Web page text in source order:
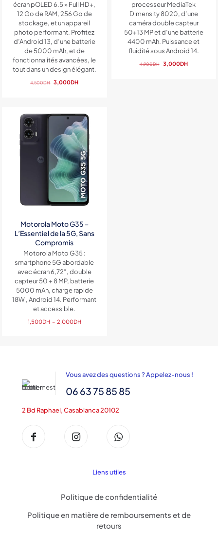
écran pOLED 6.5 » Full HD+,
12 Go de RAM, 256 Go de
stockage, et un appareil
photo performant. Profitez
d’Android 13, d’une batterie
de 5000 mAh, et de
fonctionnalités avancées, le
tout dans un design élégant.
4,500DH Le
4,500DH.
3,000DHLe
3,000DH.
processeur MediaTek
Dimensity 8020, d’une
caméra double capteur
50+13 MP et d’une batterie
4400 mAh. Puissance et
fluidité sous Android 14.
4,900DH
Le
3,000DHLe
Motorola Moto G35 –
L’Essentiel de la 5G, Sans
Compromis
Motorola Moto G35 :
smartphone 5G abordable
avec écran 6,72″, double
capteur 50 + 8 MP, batterie
5000 mAh, charge rapide
18W , Android 14. Performant
et accessible.
1,500DH – 2,000DHPlage
Vous avez des questions ? Appelez-nous !
06 63 75 85 85
2 Bd Raphael, Casablanca 20102
Liens utiles
Politique de confidentialité
Politique en matière de remboursements et de
retours